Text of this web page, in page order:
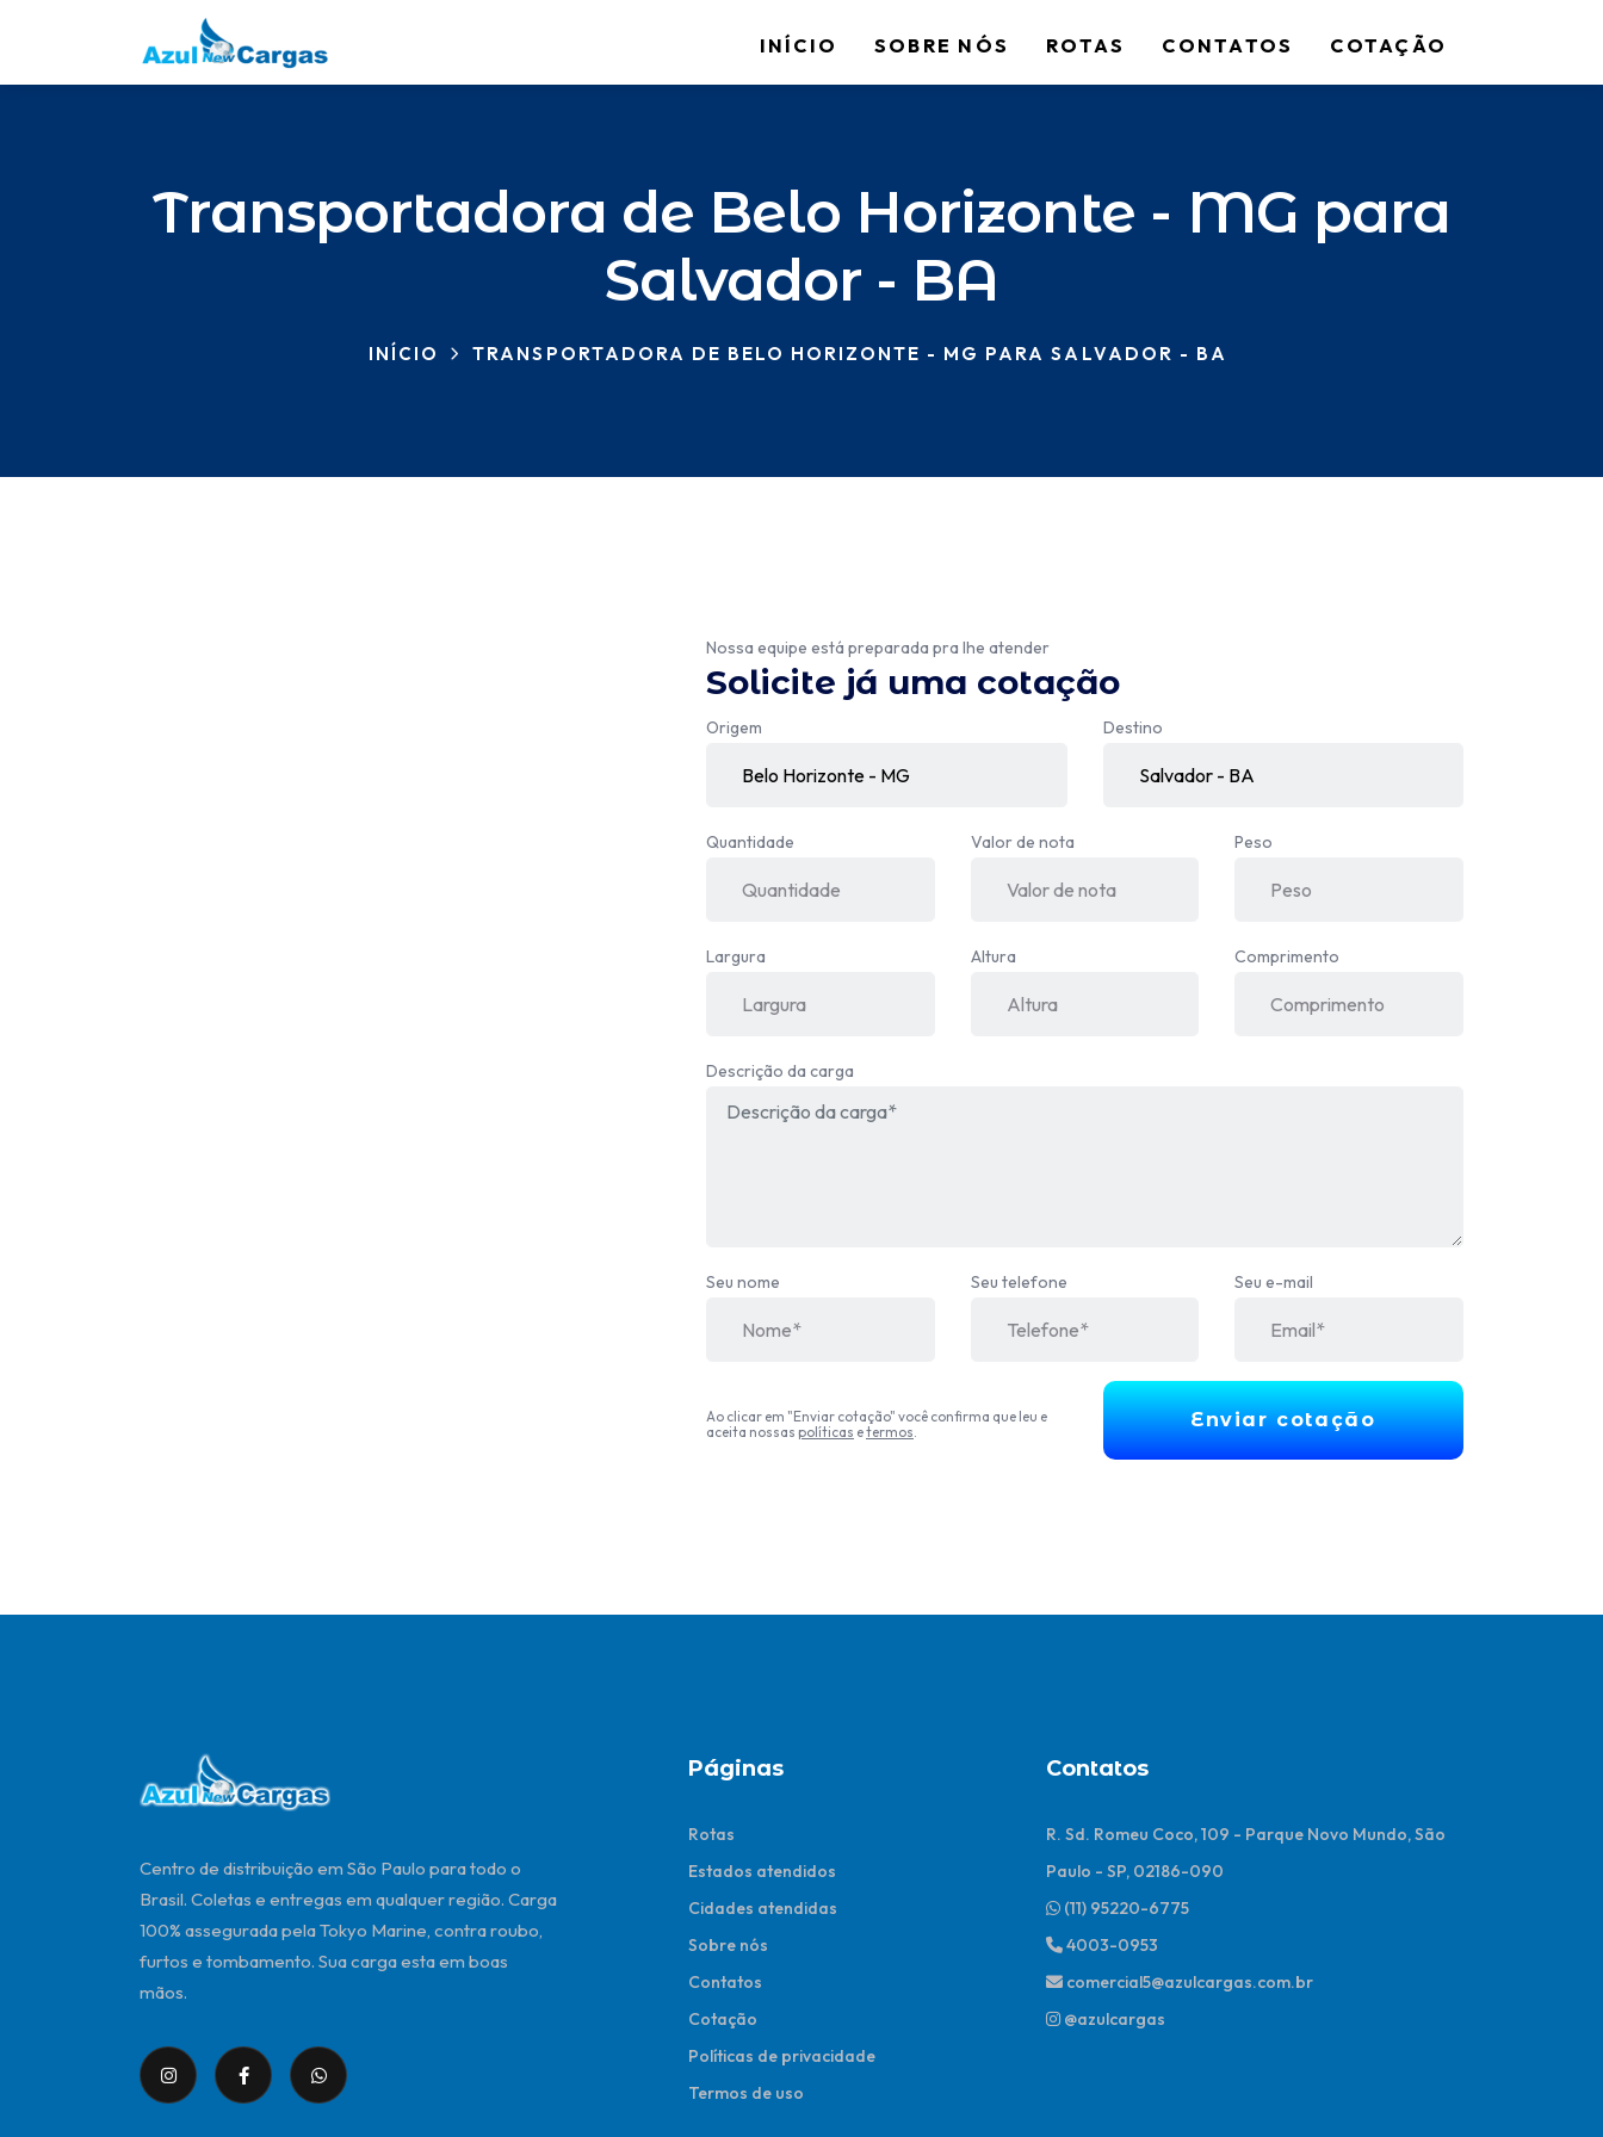
INÍCIO SOBRE NÓS ROTAS CONTATOS COTAÇÃO
Transportadora de Belo Horizonte - MG para
Salvador - BA
INÍCIO TRANSPORTADORA DE BELO HORIZONTE - MG PARA SALVADOR - BA
Nossa equipe está preparada pra lhe atender
Solicite já uma cotação
Origem Destino
Quantidade Valor de nota Peso
Largura Altura Comprimento
Descrição da carga
Seu nome Seu telefone Seu e-mail
Ao clicar em "Enviar cotação" você confirma que leu e
aceita nossas políticas etermos Enviar cotação
Centro de distribuição em São Paulo para todo o
Brasil. Coletas e entregas em qualquer região. Carga
100% assegurada pela Tokyo Marine, contra roubo,
furtos e tombamento. Sua carga esta em boas
mãos.
Páginas
Rotas
Estados atendidos
Cidades atendidas
Sobre nós
Contatos
Cotação
Políticas de privacidade
Termos de uso
Contatos
R. Sd. Romeu Coco, 109 - Parque Novo Mundo, São
Paulo - SP, 02186-090
(11) 95220-6775
4003-0953
comercial5@azulcargas.com.br
@azulcargas